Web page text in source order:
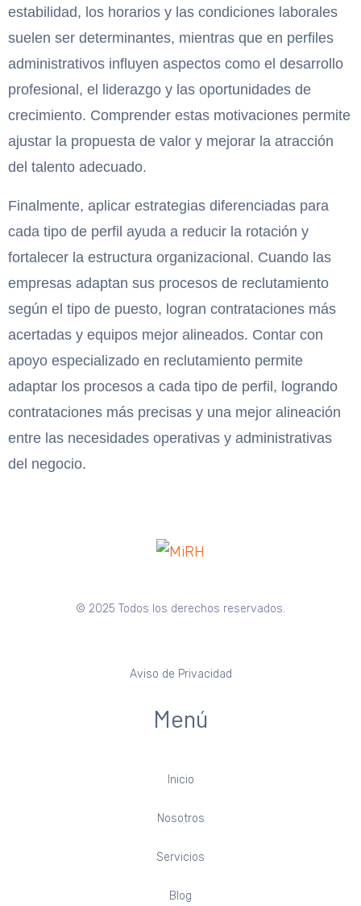
estabilidad, los horarios y las condiciones laborales
suelen ser determinantes, mientras que en perfiles
administrativos influyen aspectos como el desarrollo
profesional, el liderazgo y las oportunidades de
crecimiento. Comprender estas motivaciones permite
ajustar la propuesta de valor y mejorar la atracción
del talento adecuado.
Finalmente, aplicar estrategias diferenciadas para
cada tipo de perfil ayuda a reducir la rotación y
fortalecer la estructura organizacional. Cuando las
empresas adaptan sus procesos de reclutamiento
según el tipo de puesto, logran contrataciones más
acertadas y equipos mejor alineados. Contar con
apoyo especializado en reclutamiento permite
adaptar los procesos a cada tipo de perfil, logrando
contrataciones más precisas y una mejor alineación
entre las necesidades operativas y administrativas
del negocio.
© 2025 Todos los derechos reservados.
Aviso de Privacidad
Menú
Inicio
Nosotros
Servicios
Blog